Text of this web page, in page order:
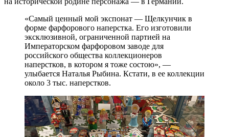
«Самый ценный мой экспонат — Щелкунчик в
форме фарфорового наперстка. Его изготовили
эксклюзивной, ограниченной партией на
Императорском фарфоровом заводе для
российского общества коллекционеров
наперстков, в котором я тоже состою», —
улыбается Наталья Рыбина. Кстати, в ее коллекции
около 3 тыс. наперстков.